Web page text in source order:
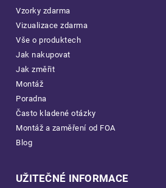
Vzorky zdarma
Vizualizace zdarma
Vše o produktech
Jak nakupovat
Jak změřit
Montáž
Poradna
Často kladené otázky
Montáž a zaměření od FOA
Blog
UŽITEČNÉ INFORMACE